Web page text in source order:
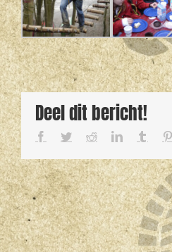
Deel dit bericht!
Facebook
TwitterRedditLinkedIn